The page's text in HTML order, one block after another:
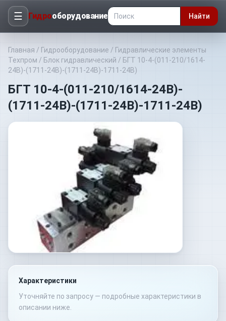
☰ Гидрооборудование Найти
Главная / Гидрооборудование / Гидравлические элементы
Техпром / Блок гидравлический / БГТ 10-4-(011-210/1614-
24В)-(1711-24В)-(1711-24В)-1711-24В)
БГТ 10-4-(011-210/1614-24В)-
(1711-24В)-(1711-24В)-1711-24В)
Характеристики
Уточняйте по запросу — подробные характеристики в
описании ниже.